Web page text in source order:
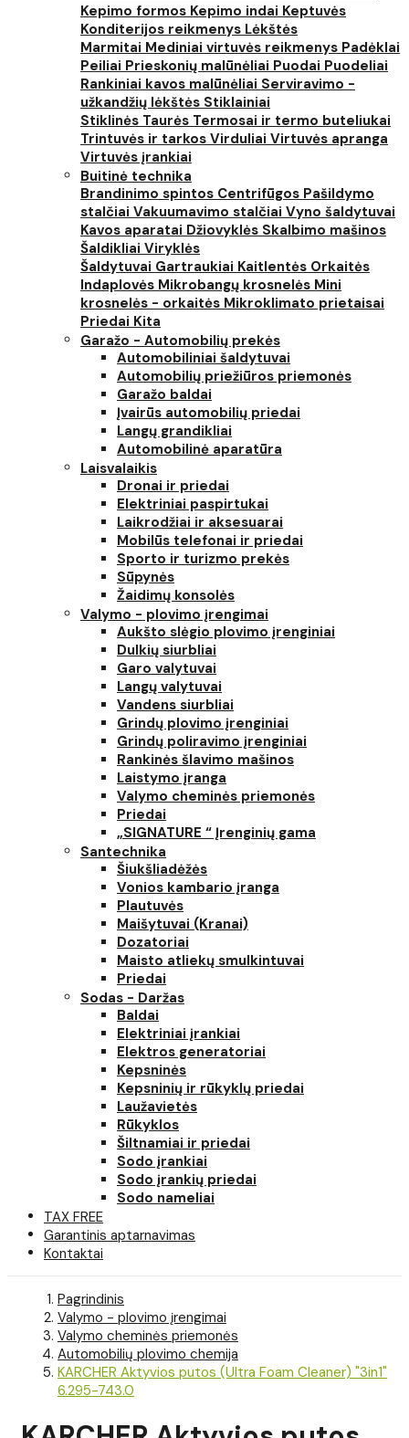
Kepimo formos Kepimo indai Keptuvės
Konditerijos reikmenys Lėkštės
Marmitai Mediniai virtuvės reikmenys Padėklai
Peiliai Prieskonių malūnėliai Puodai Puodeliai
Rankiniai kavos malūnėliai Serviravimo -
užkandžių lėkštės Stiklainiai
Stiklinės Taurės Termosai ir termo buteliukai
Trintuvės ir tarkos Virduliai Virtuvės apranga
Virtuvės įrankiai
Buitinė technika
Brandinimo spintos Centrifūgos Pašildymo
stalčiai Vakuumavimo stalčiai Vyno šaldytuvai
Kavos aparatai Džiovyklės Skalbimo mašinos
Šaldikliai Viryklės
Šaldytuvai Gartraukiai Kaitlentės Orkaitės
Indaplovės Mikrobangų krosnelės Mini
krosnelės - orkaitės Mikroklimato prietaisai
Priedai Kita
Garažo - Automobilių prekės
Automobiliniai šaldytuvai
Automobilių priežiūros priemonės
Garažo baldai
Įvairūs automobilių priedai
Langų grandikliai
Automobilinė aparatūra
Laisvalaikis
Dronai ir priedai
Elektriniai paspirtukai
Laikrodžiai ir aksesuarai
Mobilūs telefonai ir priedai
Sporto ir turizmo prekės
Sūpynės
Žaidimų konsolės
Valymo - plovimo įrengimai
Aukšto slėgio plovimo įrenginiai
Dulkių siurbliai
Garo valytuvai
Langų valytuvai
Vandens siurbliai
Grindų plovimo įrenginiai
Grindų poliravimo įrenginiai
Rankinės šlavimo mašinos
Laistymo įranga
Valymo cheminės priemonės
Priedai
„SIGNATURE “ Įrenginių gama
Santechnika
Šiukšliadėžės
Vonios kambario įranga
Plautuvės
Maišytuvai (Kranai)
Dozatoriai
Maisto atliekų smulkintuvai
Priedai
Sodas - Daržas
Baldai
Elektriniai įrankiai
Elektros generatoriai
Kepsninės
Kepsninių ir rūkyklų priedai
Laužavietės
Rūkyklos
Šiltnamiai ir priedai
Sodo įrankiai
Sodo įrankių priedai
Sodo nameliai
TAX FREE
Garantinis aptarnavimas
Kontaktai
Pagrindinis
Valymo - plovimo įrengimai
Valymo cheminės priemonės
Automobilių plovimo chemija
KARCHER Aktyvios putos (Ultra Foam Cleaner) "3in1"
6.295-743.0